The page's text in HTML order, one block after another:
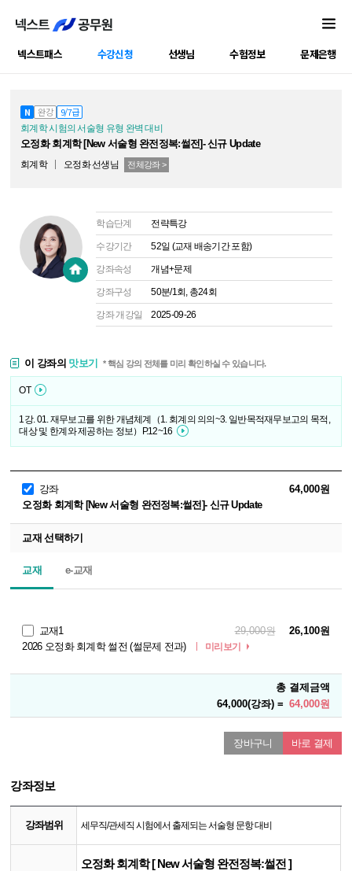
넥스트패스 수강신청 선생님 수험정보 문제은행
N 완강 9/7급
회계학 시험의 서술형 유형 완벽 대비
오정화 회계학 [New 서술형 완전정복:썰전]- 신규 Update
회계학 오정화선생님 전체강좌 >
학습단계 전략특강
수강기간 52일 (교재 배송기간 포함)
강좌속성 개념+문제
강좌구성 50분/1회, 총24회
강좌 개강일 2025-09-26
이 강좌의 맛보기 * 핵심 강의 전체를 미리 확인하실 수 있습니다.
OT
1강. 01. 재무보고를 위한 개념체계（1. 회계의 의의~3. 일반목적재무보고의 목적,
대상 및 한계와 제공하는 정보）P.12~16
강좌
오정화 회계학 [New 서술형 완전정복:썰전]- 신규 Update
64,000원
교재 선택하기
교재 e-교재
교재1
2026 오정화 회계학 썰전 (썰문제 전과)
미리보기
29,000원 26,100원
총 결제금액
64,000(강좌) = 64,000원
장바구니 바로 결제
강좌정보
강좌범위 세무직/관세직 시험에서 출제되는 서술형 문항 대비
오정화 회계학 [ New 서술형 완전정복:썰전 ]